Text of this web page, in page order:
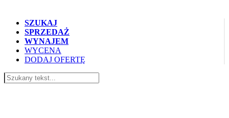
SZUKAJ
SPRZEDAŻ
WYNAJEM
WYCENA
DODAJ OFERTĘ